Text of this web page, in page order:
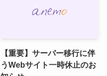
【重要】サーバー移行に伴
うWebサイト一時休止のお